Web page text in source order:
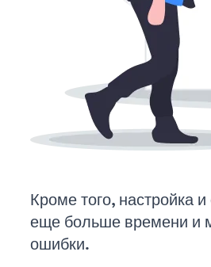
Кроме того,
еще больше времени и
ошибки.